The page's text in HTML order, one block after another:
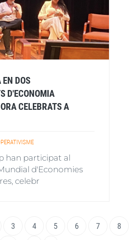
EN DOS
D'ECONOMIA
CELEBRATS A
han participat al
d'Economies
celebr
Pàgina
3 Page
4 Page
5 Page
6 Page
7 Page
8